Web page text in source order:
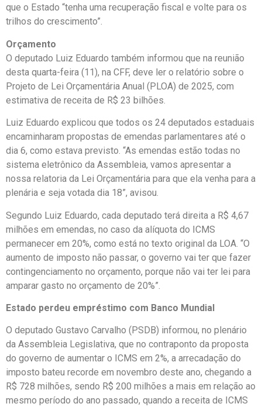
que o Estado “tenha uma recuperação fiscal e volte para os
trilhos do crescimento”.
Orçamento
O deputado Luiz Eduardo também informou que na reunião
desta quarta-feira (11), na CFF, deve ler o relatório sobre o
Projeto de Lei Orçamentária Anual (PLOA) de 2025, com
estimativa de receita de R$ 23 bilhões.
Luiz Eduardo explicou que todos os 24 deputados estaduais
encaminharam propostas de emendas parlamentares até o
dia 6, como estava previsto. “As emendas estão todas no
sistema eletrônico da Assembleia, vamos apresentar a
nossa relatoria da Lei Orçamentária para que ela venha para a
plenária e seja votada dia 18”, avisou.
Segundo Luiz Eduardo, cada deputado terá direita a R$ 4,67
milhões em emendas, no caso da alíquota do ICMS
permanecer em 20%, como está no texto original da LOA. “O
aumento de imposto não passar, o governo vai ter que fazer
contingenciamento no orçamento, porque não vai ter lei para
amparar gasto no orçamento de 20%”.
Estado perdeu empréstimo com Banco Mundial
O deputado Gustavo Carvalho (PSDB) informou, no plenário
da Assembleia Legislativa, que no contraponto da proposta
do governo de aumentar o ICMS em 2%, a arrecadação do
imposto bateu recorde em novembro deste ano, chegando a
R$ 728 milhões, sendo R$ 200 milhões a mais em relação ao
mesmo período do ano passado, quando a receita de ICMS